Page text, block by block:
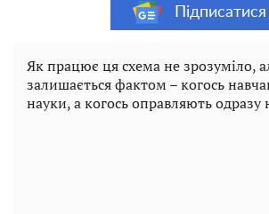
Підписатися
Як працює ця схема не зрозуміло,
залишається фактом – когось
науки, а когось оправляють одразу